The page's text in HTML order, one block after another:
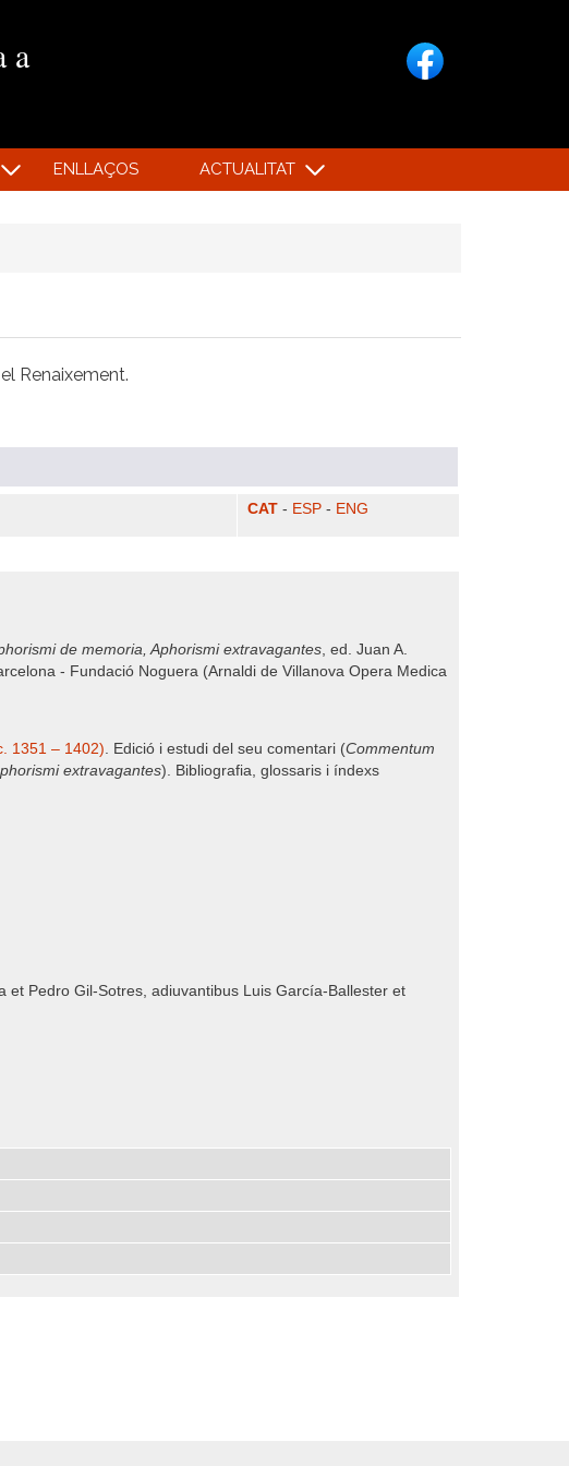
a
ENLLAÇOS ACTUALITAT
Renaixement.
CAT - ESP - ENG
de memoria, Aphorismi extravagantes, ed. Juan A.
- Fundació Noguera (Arnaldi de Villanova Opera Medica
1351 – 1402). Edició i estudi del seu comentari (Commentum
extravagantes). Bibliografia, glossaris i índexs
et Pedro Gil-Sotres, adiuvantibus Luis García-Ballester et